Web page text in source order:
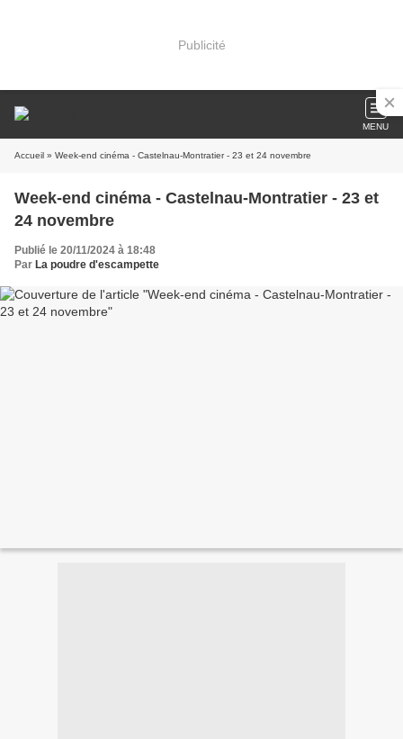
Publicité
MENU
Accueil » Week-end cinéma - Castelnau-Montratier - 23 et 24 novembre
Week-end cinéma - Castelnau-Montratier - 23 et
24 novembre
Publié le 20/11/2024 à 18:48
Par La poudre d'escampette